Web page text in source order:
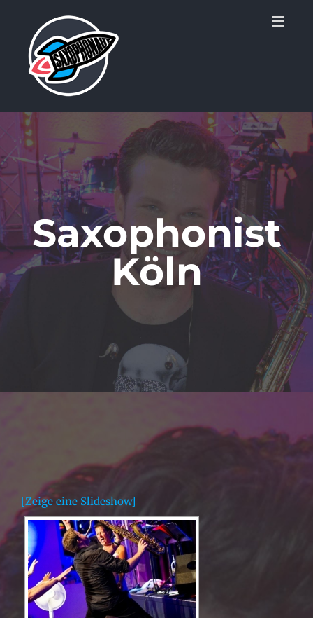
springen
Saxophonist
Köln
[Zeige eine Slideshow]